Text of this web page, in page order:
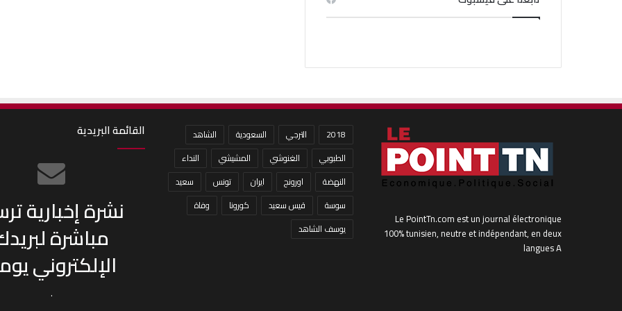
Le PointTn.com est un journal électronique
100% tunisien, neutre et indépendant, en deux
langues A
2018 الترجي السعودية
الشاهد
الطبوبي
الغنوشي المشيشي
النداء
النهضة
اورونج ايران تونس
سعيد
سوسة
قيس سعيد كورونا
وفاة
يوسف الشاهد
القائمة البريدية
نشرة إخبارية
مباشرة
الإلكتروني
.